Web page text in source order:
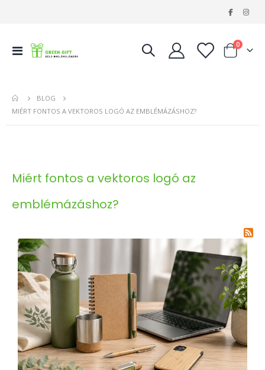
Navigáció
Kosár
0tételeket
BLOG
MIÉRT FONTOS A VEKTOROS LOGÓ AZ EMBLÉMÁZÁSHOZ?
Miért fontos a vektoros logó az
emblémázáshoz?